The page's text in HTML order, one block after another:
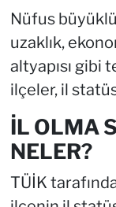
Nüfus
uzaklık,
altyapısı gibi
ilçeler, il
İL OLMA
NELER?
TÜİK